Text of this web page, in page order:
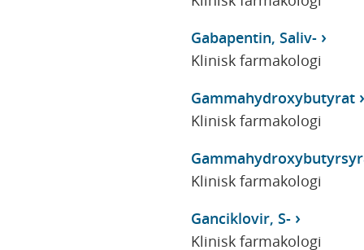
Gabapentin, Saliv-
Klinisk farmakologi
Gammahydroxybutyrat
Klinisk farmakologi
Klinisk farmakologi
Ganciklovir, S-
Klinisk farmakologi